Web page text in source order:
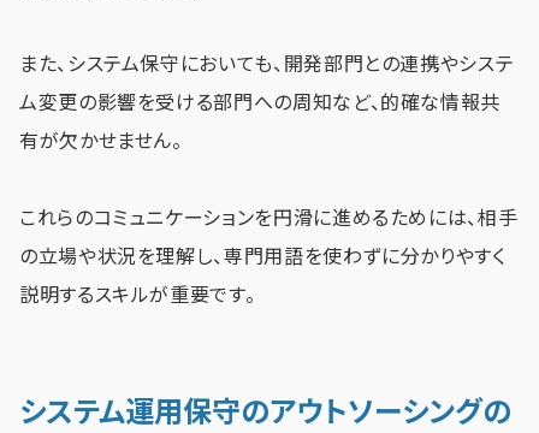
また、システム保守においても、開発部門との連携やシステ
ム変更の影響を受ける部門への周知など、的確な情報共
有が欠かせません。
これらのコミュニケーションを円滑に進めるためには、相手
の立場や状況を理解し、専門用語を使わずに分かりやすく
説明するスキルが重要です。
システム運用保守のアウトソーシングの